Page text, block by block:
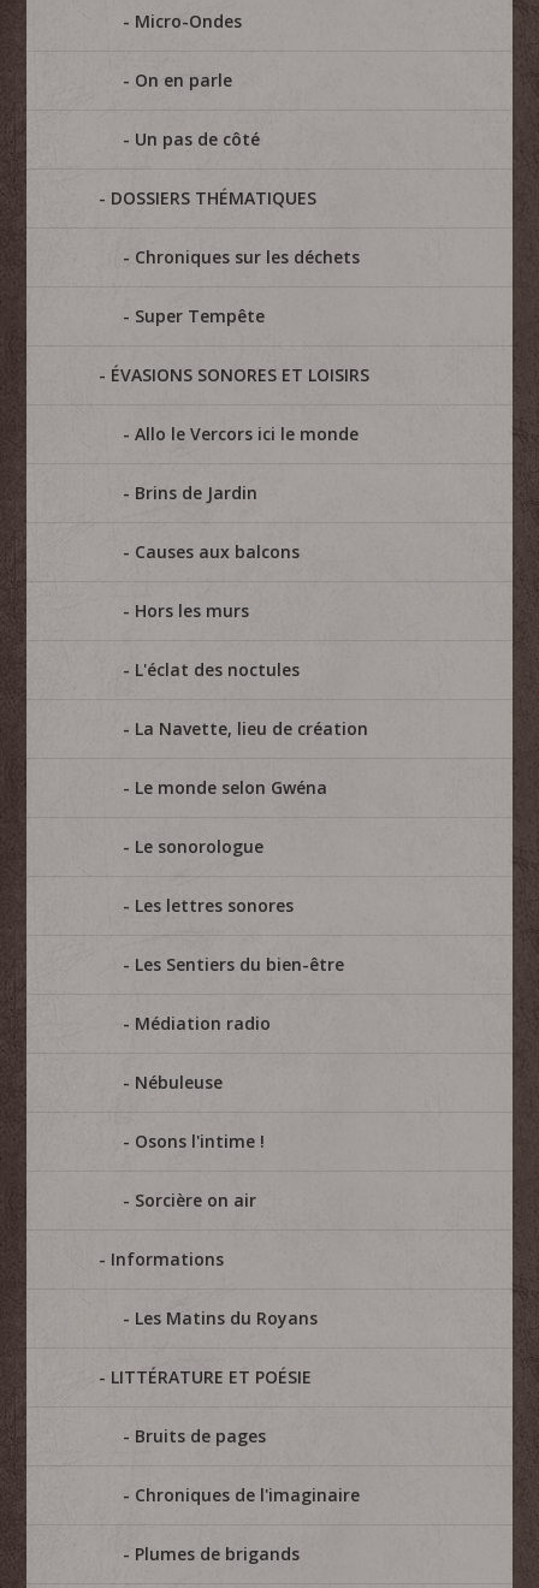
Micro-Ondes
On en parle
Un pas de côté
DOSSIERS THÉMATIQUES
Chroniques sur les déchets
Super Tempête
ÉVASIONS SONORES ET LOISIRS
Allo le Vercors ici le monde
Brins de Jardin
Causes aux balcons
Hors les murs
L'éclat des noctules
La Navette, lieu de création
Le monde selon Gwéna
Le sonorologue
Les lettres sonores
Les Sentiers du bien-être
Médiation radio
Nébuleuse
Osons l'intime !
Sorcière on air
Informations
Les Matins du Royans
LITTÉRATURE ET POÉSIE
Bruits de pages
Chroniques de l'imaginaire
Plumes de brigands